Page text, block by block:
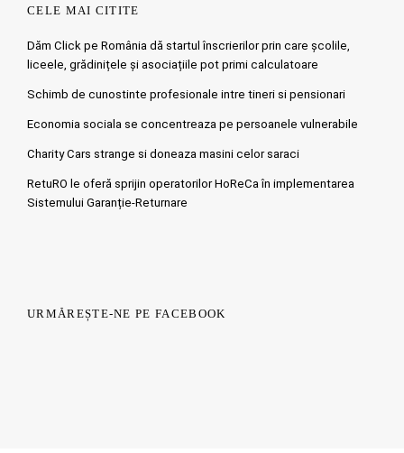
CELE MAI CITITE
Dăm Click pe România dă startul înscrierilor prin care școlile,
liceele, grădinițele și asociațiile pot primi calculatoare
Schimb de cunostinte profesionale intre tineri si pensionari
Economia sociala se concentreaza pe persoanele vulnerabile
Charity Cars strange si doneaza masini celor saraci
RetuRO le oferă sprijin operatorilor HoReCa în implementarea
Sistemului Garanție-Returnare
URMĂREȘTE-NE PE FACEBOOK